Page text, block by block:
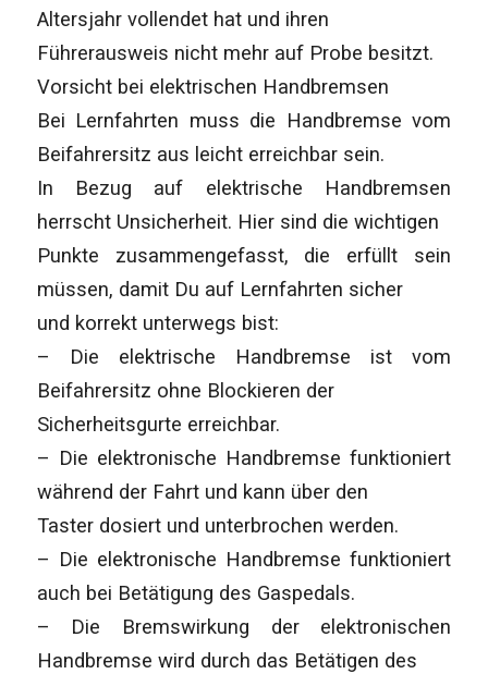
Altersjahr vollendet hat und ihren
Führerausweis nicht mehr auf Probe besitzt.
Vorsicht bei elektrischen Handbremsen
Bei Lernfahrten muss die Handbremse vom
Beifahrersitz aus leicht erreichbar sein.
In Bezug auf elektrische Handbremsen
herrscht Unsicherheit. Hier sind die wichtigen
Punkte zusammengefasst, die erfüllt sein
müssen, damit Du auf Lernfahrten sicher
und korrekt unterwegs bist:
– Die elektrische Handbremse ist vom
Beifahrersitz ohne Blockieren der
Sicherheitsgurte erreichbar.
– Die elektronische Handbremse funktioniert
während der Fahrt und kann über den
Taster dosiert und unterbrochen werden.
– Die elektronische Handbremse funktioniert
auch bei Betätigung des Gaspedals.
– Die Bremswirkung der elektronischen
Handbremse wird durch das Betätigen des